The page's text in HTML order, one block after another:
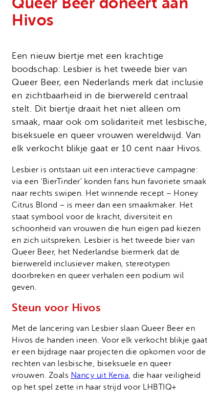
Hivos
Een nieuw biertje met een krachtige
boodschap: Lesbier is het tweede bier van
Queer Beer, een Nederlands merk dat inclusie
en zichtbaarheid in de bierwereld centraal
stelt. Dit biertje draait het niet alleen om
smaak, maar ook om solidariteit met lesbische,
biseksuele en queer vrouwen wereldwijd. Van
elk verkocht blikje gaat er 10 cent naar Hivos.
Lesbier is ontstaan uit een interactieve campagne:
via een ‘BierTinder’ konden fans hun favoriete smaak
naar rechts swipen. Het winnende recept – Honey
Citrus Blond – is meer dan een smaakmaker. Het
staat symbool voor de kracht, diversiteit en
schoonheid van vrouwen die hun eigen pad kiezen
en zich uitspreken. Lesbier is het tweede bier van
Queer Beer, het Nederlandse biermerk dat de
bierwereld inclusiever maken, stereotypen
doorbreken en queer verhalen een podium wil
geven.
Steun voor Hivos
Met de lancering van Lesbier slaan Queer Beer en
Hivos de handen ineen. Voor elk verkocht blikje gaat
er een bijdrage naar projecten die opkomen voor de
rechten van lesbische, biseksuele en queer
vrouwen. Zoals Nancy uit Kenia, die haar veiligheid
op het spel zette in haar strijd voor LHBTIQ+
Noodfonds voor activisten
Onze successen
Jaarverslag
Contact